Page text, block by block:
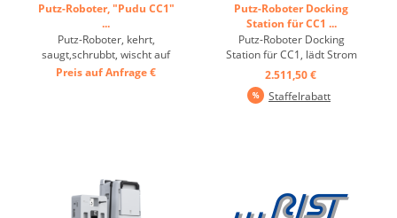
Putz-Roboter, "Pudu CC1"
...
Putz-Roboter, kehrt,
saugt,schrubbt, wischt auf
Böden glatt oder Teppich ...
Preis auf Anfrage€
Putz-Roboter Docking
Station für CC1 ...
Putz-Roboter Docking
Station für CC1, lädt Strom
und Frischwasser, entlädt
Schmutzwasser ...
2.511,50 €
Staffelrabatt